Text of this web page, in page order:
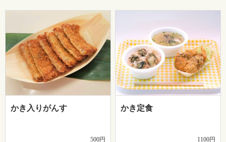
かき入りがんす
500円
かき定食
1100円